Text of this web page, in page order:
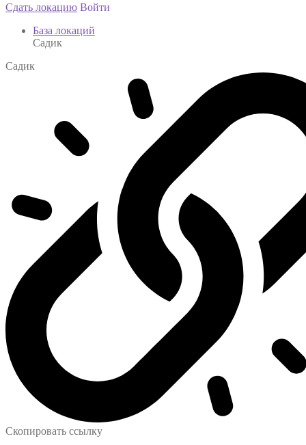
Сдать локацию Войти
База локаций
Садик
Садик
Скопировать ссылку